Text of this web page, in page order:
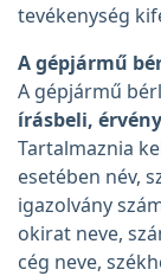
tevékenység
A gépjármű
A gépjármű
írásbeli,
Tartalmaznia
esetében név,
igazolvány
okirat neve,
cég neve,